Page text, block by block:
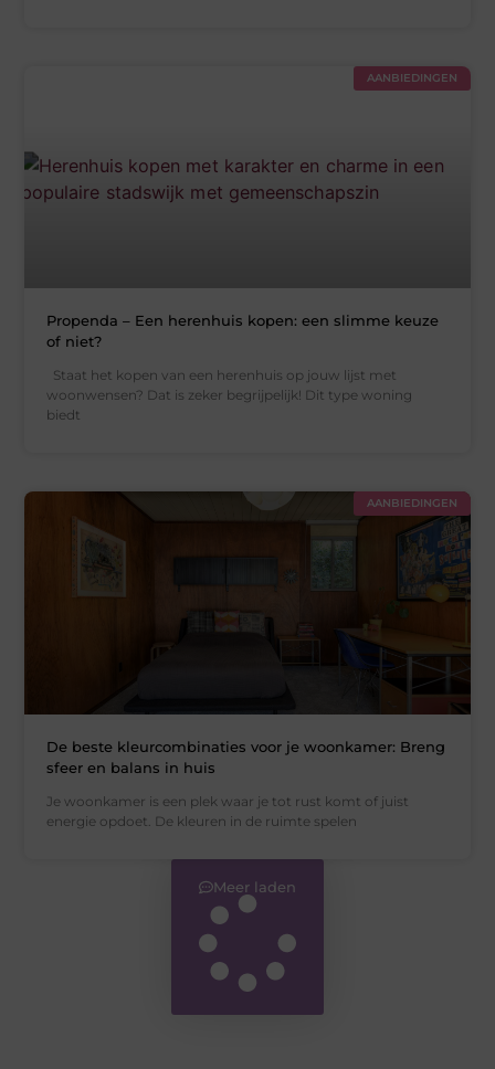
AANBIEDINGEN
Propenda – Een herenhuis kopen: een slimme keuze
of niet?
Staat het kopen van een herenhuis op jouw lijst met
woonwensen? Dat is zeker begrijpelijk! Dit type woning
biedt
AANBIEDINGEN
De beste kleurcombinaties voor je woonkamer: Breng
sfeer en balans in huis
Je woonkamer is een plek waar je tot rust komt of juist
energie opdoet. De kleuren in de ruimte spelen
Meer laden